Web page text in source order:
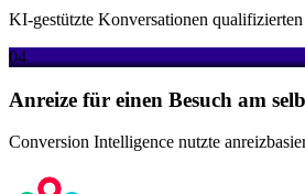
KI-gestützte Konversationen
04
Anreize für einen Besuch am
Conversion Intelligence nutzte